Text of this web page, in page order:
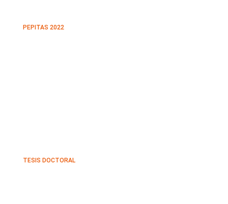
PEPITAS 2022
TESIS DOCTORAL